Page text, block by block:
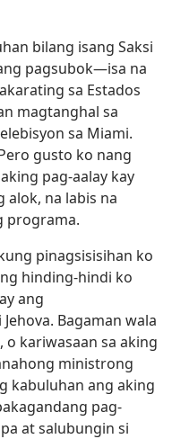
bilang isang Saksi
pagsubok​—isa na
sa Estados
magtanghal sa
sa Miami.
gusto ko nang
pag-aalay kay
alok, na labis na
programa.
pinagsisisihan ko
hinding-hindi ko
ang
Bagaman wala
kariwasaan sa aking
ministrong
kabuluhan ang aking
pag-
at salubungin si